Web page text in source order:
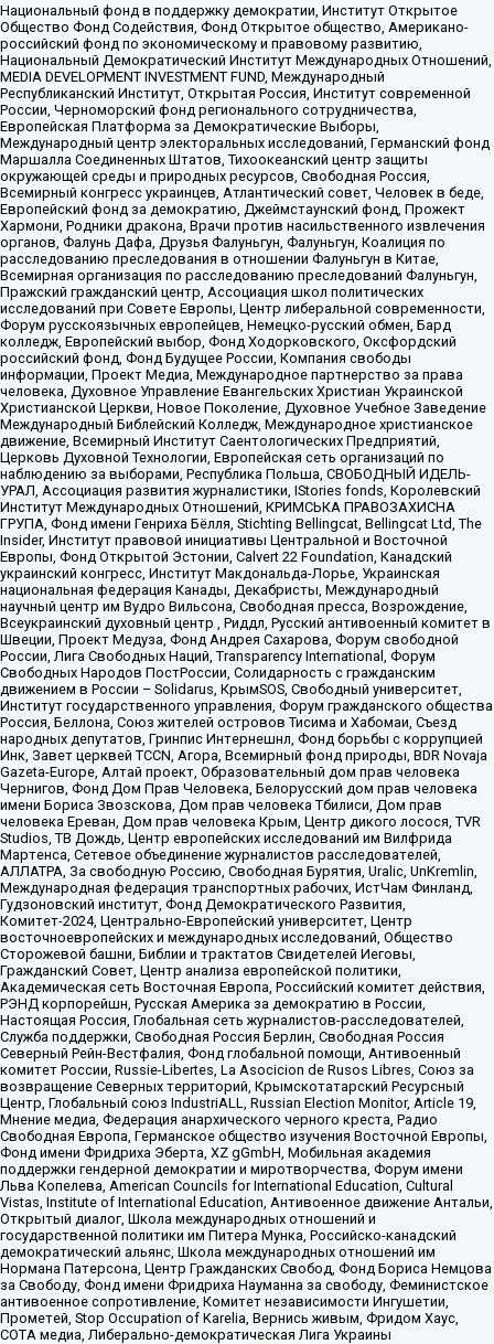
Национальный фонд в поддержку демократии, Институт Открытое
Общество Фонд Содействия, Фонд Открытое общество, Американо-
российский фонд по экономическому и правовому развитию,
Национальный Демократический Институт Международных Отношений,
MEDIA DEVELOPMENT INVESTMENT FUND, Международный
Республиканский Институт, Открытая Россия, Институт современной
России, Черноморский фонд регионального сотрудничества,
Европейская Платформа за Демократические Выборы,
Международный центр электоральных исследований, Германский фонд
Маршалла Соединенных Штатов, Тихоокеанский центр защиты
окружающей среды и природных ресурсов, Свободная Россия,
Всемирный конгресс украинцев, Атлантический совет, Человек в беде,
Европейский фонд за демократию, Джеймстаунский фонд, Прожект
Хармони, Родники дракона, Врачи против насильственного извлечения
органов, Фалунь Дафа, Друзья Фалуньгун, Фалуньгун, Коалиция по
расследованию преследования в отношении Фалуньгун в Китае,
Всемирная организация по расследованию преследований Фалуньгун,
Пражский гражданский центр, Ассоциация школ политических
исследований при Совете Европы, Центр либеральной современности,
Форум русскоязычных европейцев, Немецко-русский обмен, Бард
колледж, Европейский выбор, Фонд Ходорковского, Оксфордский
российский фонд, Фонд Будущее России, Компания свободы
информации, Проект Медиа, Международное партнерство за права
человека, Духовное Управление Евангельских Христиан Украинской
Христианской Церкви, Новое Поколение, Духовное Учебное Заведение
Международный Библейский Колледж, Международное христианское
движение, Всемирный Институт Саентологических Предприятий,
Церковь Духовной Технологии, Европейская сеть организаций по
наблюдению за выборами, Республика Польша, СВОБОДНЫЙ ИДЕЛЬ-
УРАЛ, Ассоциация развития журналистики, IStories fonds, Королевский
Институт Международных Отношений, КРИМСЬКА ПРАВОЗАХИСНА
ГРУПА, Фонд имени Генриха Бёлля, Stichting Bellingcat, Bellingcat Ltd, The
Insider, Институт правовой инициативы Центральной и Восточной
Европы, Фонд Открытой Эстонии, Calvert 22 Foundation, Канадский
украинский конгресс, Институт Макдональда-Лорье, Украинская
национальная федерация Канады, Декабристы, Международный
научный центр им Вудро Вильсона, Свободная пресса, Возрождение,
Всеукраинский духовный центр , Риддл, Русский антивоенный комитет в
Швеции, Проект Медуза, Фонд Андрея Сахарова, Форум свободной
России, Лига Свободных Наций, Transparеncy International, Форум
Свободных Народов ПостРоссии, Солидарность с гражданским
движением в России – Solidarus, КрымSOS, Свободный университет,
Институт государственного управления, Форум гражданского общества
Россия, Беллона, Союз жителей островов Тисима и Хабомаи, Съезд
народных депутатов, Гринпис Интернешнл, Фонд борьбы с коррупцией
Инк, Завет церквей TCCN, Агора, Всемирный фонд природы, BDR Novaja
Gazeta-Europe, Алтай проект, Образовательный дом прав человека
Чернигов, Фонд Дом Прав Человека, Белорусский дом прав человека
имени Бориса Звозскова, Дом прав человека Тбилиси, Дом прав
человека Ереван, Дом прав человека Крым, Центр дикого лосося, TVR
Studios, ТВ Дождь, Центр европейских исследований им Вилфрида
Мартенса, Сетевое объединение журналистов расследователей,
АЛЛАТРА, За свободную Россию, Свободная Бурятия, Uralic, UnKremlin,
Международная федерация транспортных рабочих, ИстЧам Финланд,
Гудзоновский институт, Фонд Демократического Развития,
Комитет-2024, Центрально-Европейский университет, Центр
восточноевропейских и международных исследований, Общество
Сторожевой башни, Библии и трактатов Свидетелей Иеговы,
Гражданский Совет, Центр анализа европейской политики,
Академическая сеть Восточная Европа, Российский комитет действия,
РЭНД корпорейшн, Русская Америка за демократию в России,
Настоящая Россия, Глобальная сеть журналистов-расследователей,
Служба поддержки, Свободная Россия Берлин, Свободная Россия
Северный Рейн-Вестфалия, Фонд глобальной помощи, Антивоенный
комитет России, Russie-Libertes, La Asocicion de Rusos Libres, Союз за
возвращение Северных территорий, Крымскотатарский Ресурсный
Центр, Глобальный союз IndustriALL, Russian Election Monitor, Article 19,
Мнение медиа, Федерация анархического черного креста, Радио
Свободная Европа, Германское общество изучения Восточной Европы,
Фонд имени Фридриха Эберта, XZ gGmbH, Мобильная академия
поддержки гендерной демократии и миротворчества, Форум имени
Льва Копелева, American Councils for International Education, Cultural
Vistas, Institute of International Education, Антивоенное движение Антальи,
Открытый диалог, Школа международных отношений и
государственной политики им Питера Мунка, Российско-канадский
демократический альянс, Школа международных отношений им
Нормана Патерсона, Центр Гражданских Свобод, Фонд Бориса Немцова
за Свободу, Фонд имени Фридриха Науманна за свободу, Феминистское
антивоенное сопротивление, Комитет независимости Ингушетии,
Прометей, Stop Occupation of Karelia, Вернись живым, Фридом Хаус,
СОТА медиа, Либерально-демократическая Лига Украины